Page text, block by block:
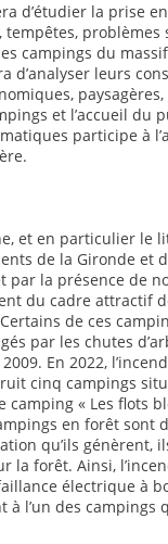
d’étudier la prise
problèmes
campings du
d’analyser leurs
paysagères,
et l’accueil du
participe à
et en particulier le
de la Gironde et
par la présence de
du cadre attractif
de ces
par les chutes
En 2022,
cinq campings
camping « Les flots
en forêt sont
qu’ils génèrent,
la forêt. Ainsi,
électrique à
l’un des campings